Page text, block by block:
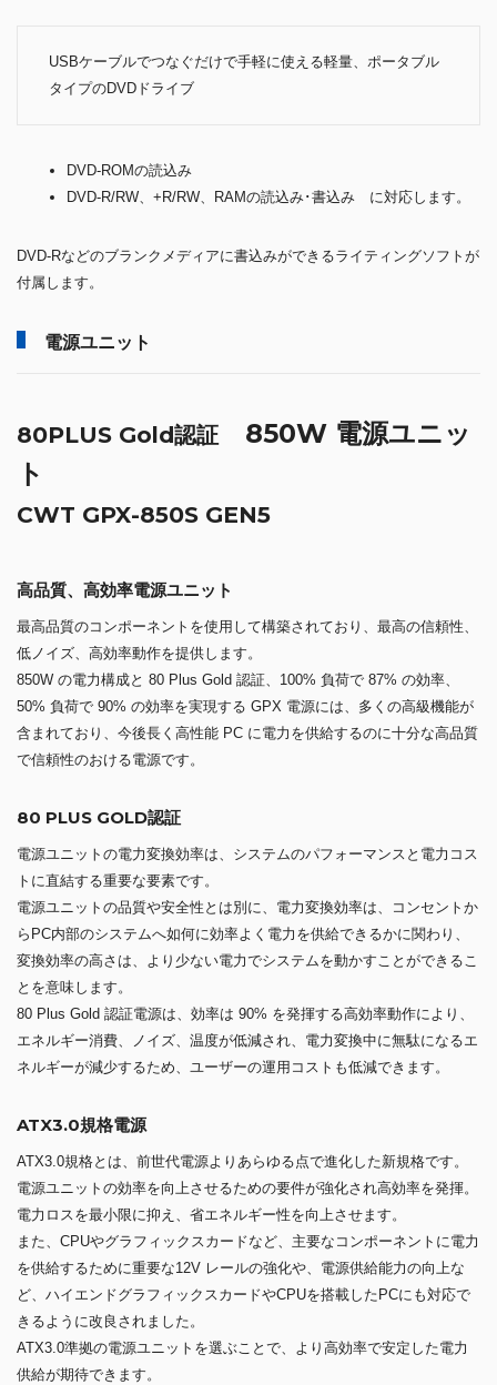
USBケーブルでつなぐだけで手軽に使える軽量、ポータブル
タイプのDVDドライブ
DVD-ROMの読込み
DVD-R/RW、+R/RW、RAMの読込み･書込み に対応します。
DVD-Rなどのブランクメディアに書込みができるライティングソフトが
付属します。
電源ユニット
80PLUS Gold認証 850W 電源ユニッ
ト
CWT GPX-850S GEN5
高品質、高効率電源ユニット
最高品質のコンポーネントを使用して構築されており、最高の信頼性、
低ノイズ、高効率動作を提供します。
850W の電力構成と 80 Plus Gold 認証、100% 負荷で 87% の効率、
50% 負荷で 90% の効率を実現する GPX 電源には、多くの高級機能が
含まれており、今後長く高性能 PC に電力を供給するのに十分な高品質
で信頼性のおける電源です。
80 PLUS GOLD認証
電源ユニットの電力変換効率は、システムのパフォーマンスと電力コス
トに直結する重要な要素です。
電源ユニットの品質や安全性とは別に、電力変換効率は、コンセントか
らPC内部のシステムへ如何に効率よく電力を供給できるかに関わり、
変換効率の高さは、より少ない電力でシステムを動かすことができるこ
とを意味します。
80 Plus Gold 認証電源は、効率は 90% を発揮する高効率動作により、
エネルギー消費、ノイズ、温度が低減され、電力変換中に無駄になるエ
ネルギーが減少するため、ユーザーの運用コストも低減できます。
ATX3.0規格電源
ATX3.0規格とは、前世代電源よりあらゆる点で進化した新規格です。
電源ユニットの効率を向上させるための要件が強化され高効率を発揮。
電力ロスを最小限に抑え、省エネルギー性を向上させます。
また、CPUやグラフィックスカードなど、主要なコンポーネントに電力
を供給するために重要な12V レールの強化や、電源供給能力の向上な
ど、ハイエンドグラフィックスカードやCPUを搭載したPCにも対応で
きるように改良されました。
ATX3.0準拠の電源ユニットを選ぶことで、より高効率で安定した電力
供給が期待できます。